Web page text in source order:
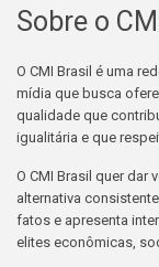
Sobre o CMI
O CMI Brasil é uma
mídia que busca
qualidade que
igualitária e que
O CMI Brasil quer dar
alternativa
fatos e apresenta
elites econômicas,